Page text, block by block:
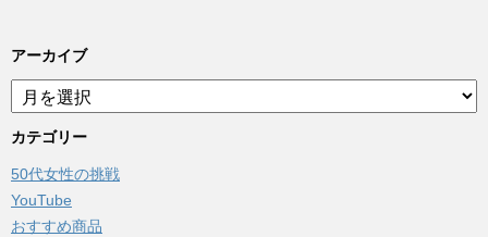
アーカイブ
ア
ー
カ
ブ
カテゴリー
50代女性の挑戦
YouTube
おすすめ商品